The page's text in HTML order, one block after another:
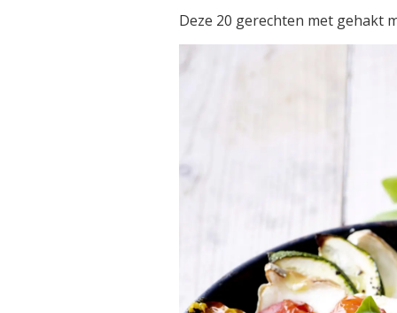
Deze 20 gerechten met gehakt